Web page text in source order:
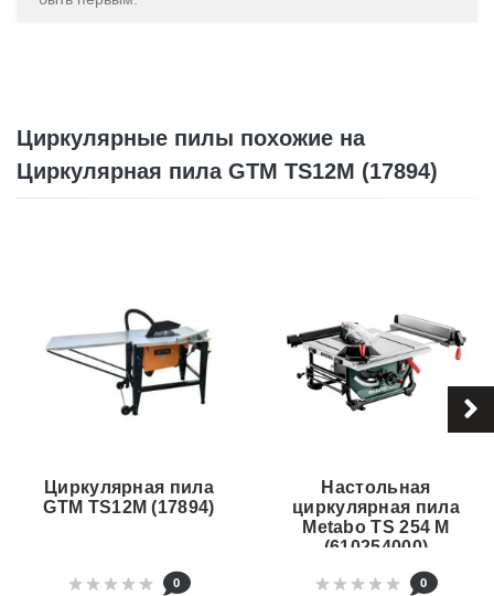
Циркулярные пилы похожие на
Циркулярная пила GTM TS12M (17894)
Циркулярная пила
GTM TS12M (17894)
0
Настольная
циркулярная пила
Metabo TS 254 M
(610254000)
0